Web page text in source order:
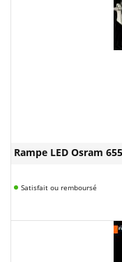
Rampe LED Osram
Satisfait ou remboursé